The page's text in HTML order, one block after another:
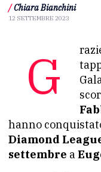
/ Chiara Bianchini
12 SETTEMBRE 2023
Grazie alle vittorie e ai risultati nelle
hanno
Diamond
settembre a